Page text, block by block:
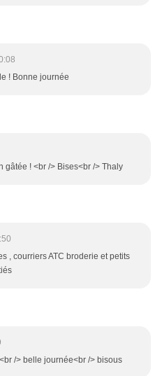
! Bonne journée
gâtée ! <br /> Bises<br /> Thaly
, courriers ATC broderie et petits
/> belle journée<br /> bisous